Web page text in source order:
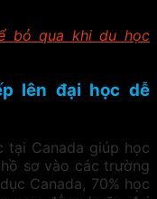
bỏ qua khi du học
lên đại học dễ
tại Canada giúp học
sơ vào các trường
Canada, 70% học